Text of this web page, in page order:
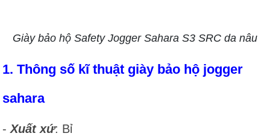
Giày bảo hộ Safety Jogger Sahara S3 SRC da nâu
1. Thông số kĩ thuật giày bảo hộ jogger
sahara
-Xuất xứ: Bỉ